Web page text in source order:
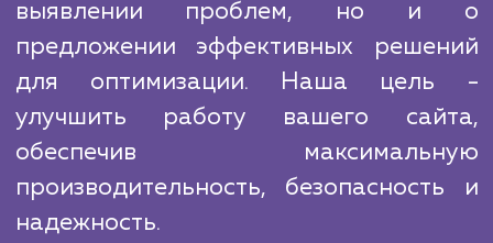
Наши конкуренты также предлагают
аудита настроек PHP, но наша
заключается в глубине анализа,
проводим, и в качестве
которые мы предлагаем. Мы постоянно
за новыми трендами и изменениями в